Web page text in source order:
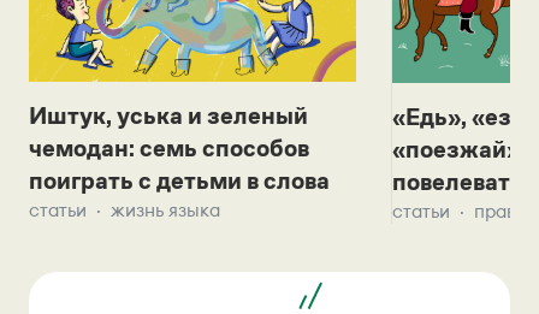
Иштук, уська и зеленый
чемодан: семь способов
поиграть с детьми в слова
статьи жизнь языка
«Едь»,
«поезжай»?
повелевать
статьи